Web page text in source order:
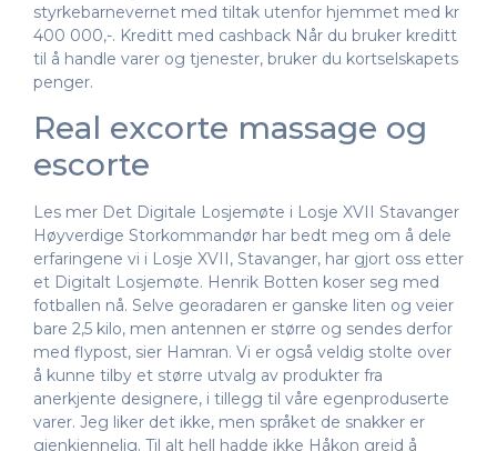
styrkebarnevernet med tiltak utenfor hjemmet med kr
400 000,-. Kreditt med cashback Når du bruker kreditt
til å handle varer og tjenester, bruker du kortselskapets
penger.
Real excorte massage og
escorte
Les mer Det Digitale Losjemøte i Losje XVII Stavanger
Høyverdige Storkommandør har bedt meg om å dele
erfaringene vi i Losje XVII, Stavanger, har gjort oss etter
et Digitalt Losjemøte. Henrik Botten koser seg med
fotballen nå. Selve georadaren er ganske liten og veier
bare 2,5 kilo, men antennen er større og sendes derfor
med flypost, sier Hamran. Vi er også veldig stolte over
å kunne tilby et større utvalg av produkter fra
anerkjente designere, i tillegg til våre egenproduserte
varer. Jeg liker det ikke, men språket de snakker er
gjenkjennelig. Til alt hell hadde ikke Håkon greid å